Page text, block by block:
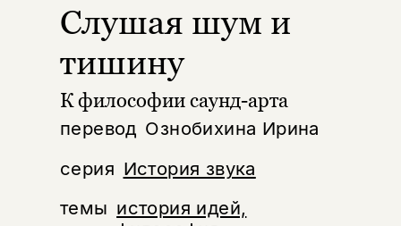
перевод Ознобихина Ирина
серия История звука
темы история идей,
Слушая шум и
тишину
К философии саунд-арта